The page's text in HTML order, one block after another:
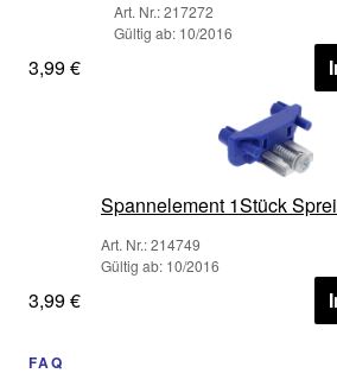
Art. Nr.: 217272
Gültig ab: 10/2016
3,99 €
Spannelement 1Stück
Art. Nr.: 214749
Gültig ab: 10/2016
3,99 €
FAQ